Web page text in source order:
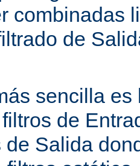
combinadas
de
sencilla
de
de Salida